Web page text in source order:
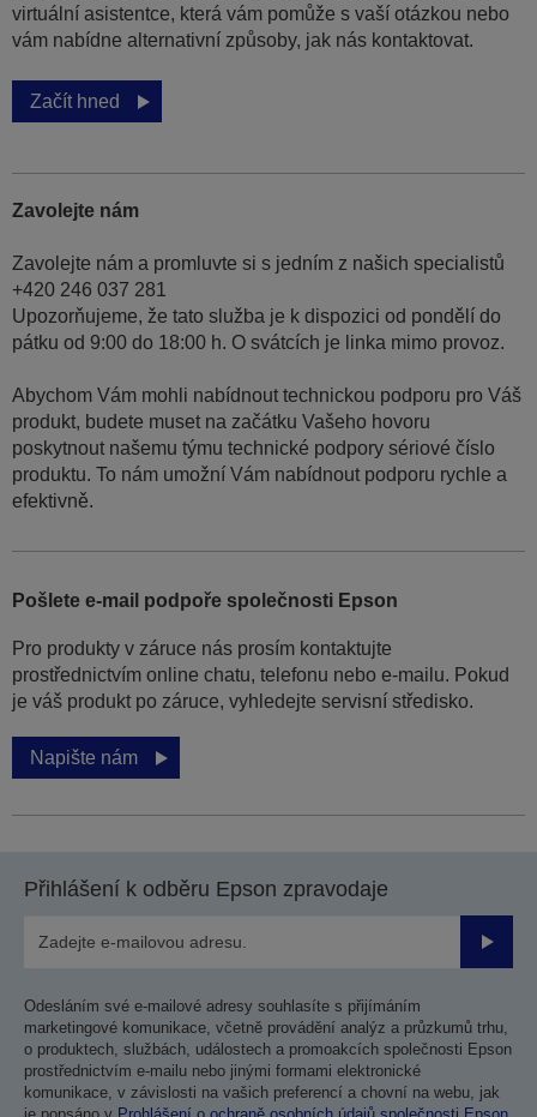
virtuální asistentce, která vám pomůže s vaší otázkou nebo
vám nabídne alternativní způsoby, jak nás kontaktovat.
Začít hned
Zavolejte nám
Zavolejte nám a promluvte si s jedním z našich specialistů
+420 246 037 281
Upozorňujeme, že tato služba je k dispozici od pondělí do
pátku od 9:00 do 18:00 h. O svátcích je linka mimo provoz.
Abychom Vám mohli nabídnout technickou podporu pro Váš
produkt, budete muset na začátku Vašeho hovoru
poskytnout našemu týmu technické podpory sériové číslo
produktu. To nám umožní Vám nabídnout podporu rychle a
efektivně.
Pošlete e-mail podpoře společnosti Epson
Pro produkty v záruce nás prosím kontaktujte
prostřednictvím online chatu, telefonu nebo e-mailu. Pokud
je váš produkt po záruce, vyhledejte servisní středisko.
Napište nám
Přihlášení k odběru Epson zpravodaje
Odesláním své e-mailové adresy souhlasíte s přijímáním
marketingové komunikace, včetně provádění analýz a průzkumů trhu,
o produktech, službách, událostech a promoakcích společnosti Epson
prostřednictvím e-mailu nebo jinými formami elektronické
komunikace, v závislosti na vašich preferencí a chovní na webu, jak